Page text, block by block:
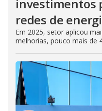
investimentos
redes de
Em 2025, setor aplicou
melhorias, pouco mais de